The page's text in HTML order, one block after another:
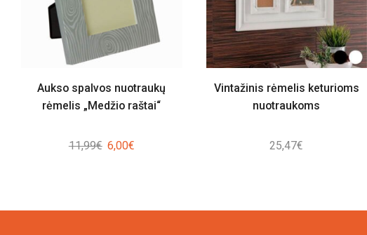
Aukso spalvos nuotraukų
rėmelis „Medžio raštai“
11,99€ Original
6,00€Current
Vintažinis rėmelis keturioms
nuotraukoms
25,47€